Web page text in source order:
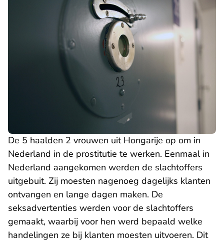
De 5 haalden 2 vrouwen uit Hongarije op om in
Nederland in de prostitutie te werken. Eenmaal in
Nederland aangekomen werden de slachtoffers
uitgebuit. Zij moesten nagenoeg dagelijks klanten
ontvangen en lange dagen maken. De
seksadvertenties werden voor de slachtoffers
gemaakt, waarbij voor hen werd bepaald welke
handelingen ze bij klanten moesten uitvoeren. Dit